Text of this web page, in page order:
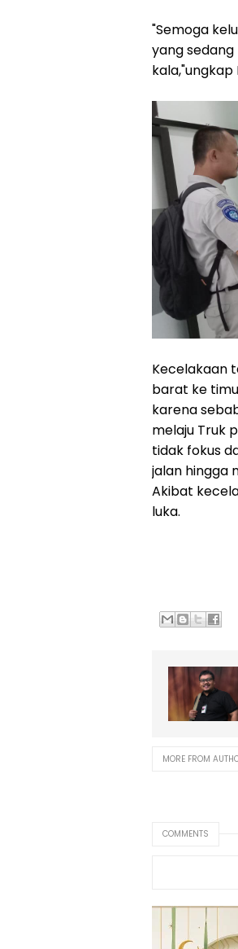
"Semoga
yang
kala,"ungkap
Kecelakaan
barat ke
karena
melaju Truk
tidak fokus
jalan hingga
Akibat
luka.
MORE FROM
COMMENTS